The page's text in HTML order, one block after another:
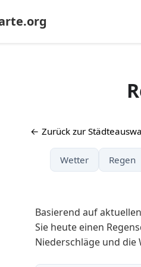
← Zurück zur
Wetter Regen
Basierend auf
Sie heute einen
Niederschläge und die